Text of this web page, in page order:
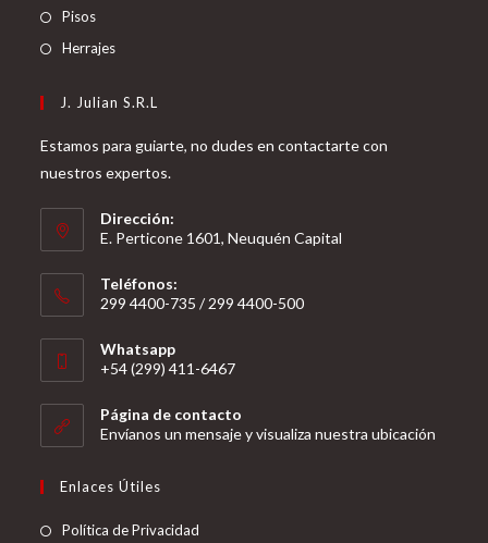
Pisos
Herrajes
J. Julian S.R.L
Estamos para guiarte, no dudes en contactarte con
nuestros expertos.
Dirección:
E. Perticone 1601, Neuquén Capital
Teléfonos:
299 4400-735 / 299 4400-500
abre
en
tu
aplicación
Whatsapp
+54 (299) 411-6467
abre
en
Página de contacto
Envíanos un mensaje y visualiza nuestra ubicación
Enlaces Útiles
Política de Privacidad